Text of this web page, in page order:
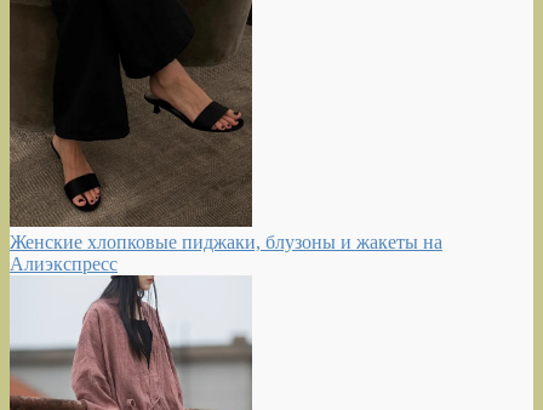
Женские хлопковые пиджаки, блузоны и жакеты на
Алиэкспресс